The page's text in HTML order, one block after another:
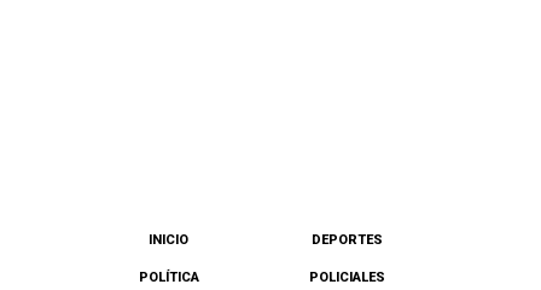
INICIO DEPORTES
POLÍTICA POLICIALES